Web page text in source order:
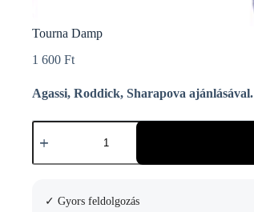
Tourna Damp
1 600 Ft
Agassi, Roddick, Sharapova ajánlásával.
Tourna
Damp
✓ Gyors feldolgozás